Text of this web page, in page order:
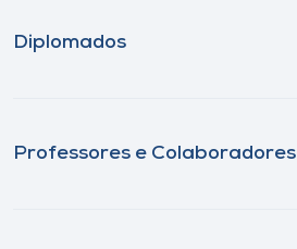
Diplomados
Professores e Colaboradores